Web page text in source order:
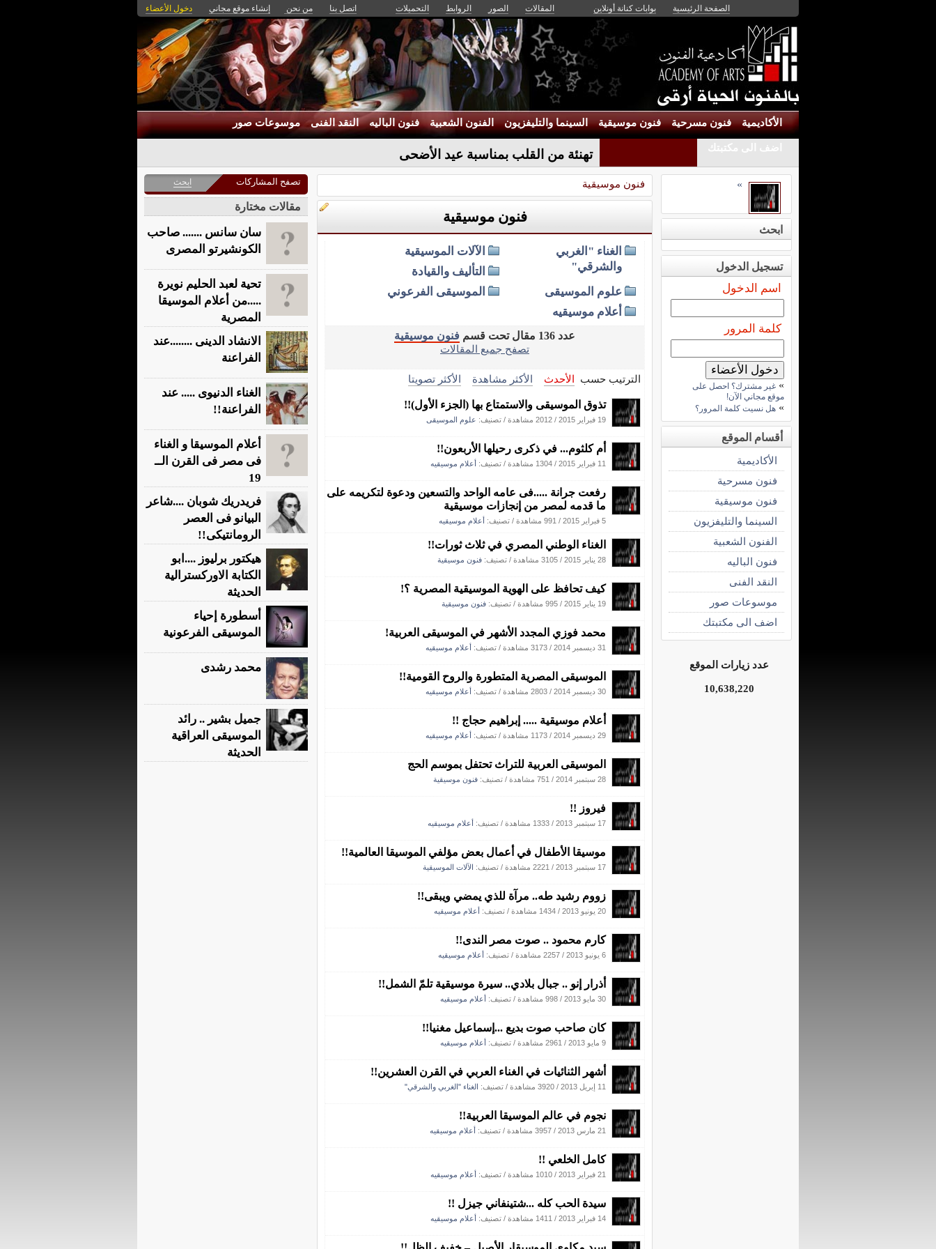
الصفحة الرئيسية بوابات كنانة أونلاين المقالات الصور الروابط التحميلات اتصل بنا من نحن إنشاء موقع مجاني دخول الأعضاء
الأكاديمية فنون مسرحية فنون موسيقية السينما والتليفزيون الفنون الشعبية فنون الباليه النقد الفنى موسوعات صور
اضف الى مكتبتك تهنئة من القلب بمناسبة عيد الأضحى
فنون موسيقية
فنون موسيقية
الغناء "الغربي
والشرقي"
الآلات الموسيقية
التأليف والقيادة
علوم الموسيقى
الموسيقى الفرعوني
أعلام موسيقيه
عدد 136 مقال تحت قسم
فنون موسيقية
تصفح جميع المقالات
الترتيب حسب الأحدث الأكثر مشاهدة الأكثر تصويتا
تذوق الموسيقى والاستمتاع بها (الجزء الأول)!!
19 فبراير 2015 / 2012 مشاهدة / تصنيف: علوم الموسيقى
أم كلثوم... في ذكرى رحيلها الأربعون!!
11 فبراير 2015 / 1304 مشاهدة / تصنيف: أعلام موسيقيه
رفعت جرانة .....فى عامه الواحد والتسعين ودعوة لتكريمه على
ما قدمه لمصر من إنجازات موسيقية
5 فبراير 2015 / 991 مشاهدة / تصنيف: أعلام موسيقيه
الغناء الوطني المصري في ثلاث ثورات!!
28 يناير 2015 / 3105 مشاهدة / تصنيف: فنون موسيقية
كيف تحافظ على الهوية الموسيقية المصرية ؟!
19 يناير 2015 / 995 مشاهدة / تصنيف: فنون موسيقية
محمد فوزي المجدد الأشهر في الموسيقى العربية!
31 ديسمبر 2014 / 3173 مشاهدة / تصنيف: أعلام موسيقيه
الموسيقى المصرية المتطورة والروح القومية!!
30 ديسمبر 2014 / 2803 مشاهدة / تصنيف: أعلام موسيقيه
أعلام موسيقية ..... إبراهيم حجاج !!
29 ديسمبر 2014 / 1173 مشاهدة / تصنيف: أعلام موسيقيه
الموسيقى العربية للتراث تحتفل بموسم الحج
28 سبتمبر 2014 / 751 مشاهدة / تصنيف: فنون موسيقية
فيروز !!
17 سبتمبر 2013 / 1333 مشاهدة / تصنيف: أعلام موسيقيه
موسيقا الأطفال في أعمال بعض مؤلفي الموسيقا العالمية!!
17 سبتمبر 2013 / 2221 مشاهدة / تصنيف: الآلات الموسيقية
زووم رشيد طه.. مرآة للذي يمضي ويبقى!!
20 يونيو 2013 / 1434 مشاهدة / تصنيف: أعلام موسيقيه
كارم محمود .. صوت مصر الندى!!
6 يونيو 2013 / 2257 مشاهدة / تصنيف: أعلام موسيقيه
أذرار إنو .. جبال بلادي.. سيرة موسيقية تلمّ الشمل!!
30 مايو 2013 / 998 مشاهدة / تصنيف: أعلام موسيقيه
كان صاحب صوت بديع ...إسماعيل مغنيا!!
9 مايو 2013 / 2961 مشاهدة / تصنيف: أعلام موسيقيه
أشهر الثنائيات في الغناء العربي في القرن العشرين!!
11 إبريل 2013 / 3920 مشاهدة / تصنيف: الغناء "الغربي والشرقي"
نجوم في عالم الموسيقا العربية!!
21 مارس 2013 / 3957 مشاهدة / تصنيف: أعلام موسيقيه
كامل الخلعي ‏!!
21 فبراير 2013 / 1010 مشاهدة / تصنيف: أعلام موسيقيه
سيدة الحب كله ...شتينفاني جيزل !!
14 فبراير 2013 / 1411 مشاهدة / تصنيف: أعلام موسيقيه
»
ابحث
تسجيل الدخول
اسم الدخول
كلمة المرور
» غير مشترك؟ احصل على
موقع مجاني الآن!
» هل نسيت كلمة المرور؟
أقسام الموقع
الأكاديمية
فنون مسرحية
فنون موسيقية
السينما والتليفزيون
الفنون الشعبية
فنون الباليه
النقد الفنى
موسوعات صور
اضف الى مكتبتك
عدد زيارات الموقع
10,638,220
تصفح المشاركات ابحث
مقالات مختارة
سان سانس ....... صاحب
الكونشيرتو المصرى
تحية لعبد الحليم نويرة
.....من أعلام الموسيقا
المصرية
الانشاد الدينى ........عند
الفراعنة
الغناء الدنيوى ..... عند
الفراعنة!!
أعلام الموسيقا و الغناء
فى مصر فى القرن الــ
19
فريدريك شوبان ....شاعر
البيانو فى العصر
الرومانتيكى!!
هيكتور برليوز ....ابو
الكتابة الاوركسترالية
الحديثة
أسطورة إحياء
الموسيقى الفرعونية
محمد رشدى
جميل بشير .. رائد
الموسيقى العراقية
الحديثة